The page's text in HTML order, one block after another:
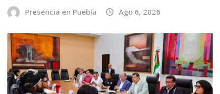
Presencia en Puebla Ago 6, 2026